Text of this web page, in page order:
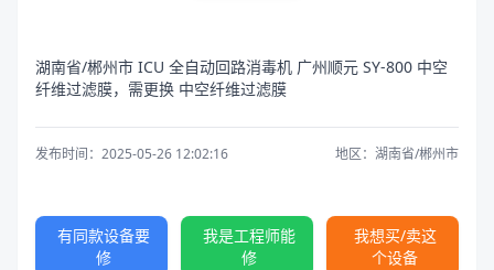
湖南省/郴州市 ICU 全自动回路消毒机 广州顺元 SY-800 中空
纤维过滤膜，需更换 中空纤维过滤膜
发布时间：2025-05-26 12:02:16 地区：湖南省/郴州市
有同款设备要
修
我是工程师能
修
我想买/卖这
个设备